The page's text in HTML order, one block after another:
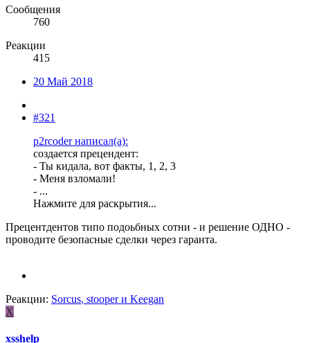
Сообщения
760
Реакции
415
20 Май 2018
#321
p2rcoder написал(а):
создается прецендент:
- Ты кидала, вот факты, 1, 2, 3
- Меня взломали!
- ...
Нажмите для раскрытия...
Прецентдентов типо подоьбных сотни - и решение ОДНО -
проводите безопасные сделки через гаранта.
Реакции: Sorcus, stooperи Keegan
X
xsshelp